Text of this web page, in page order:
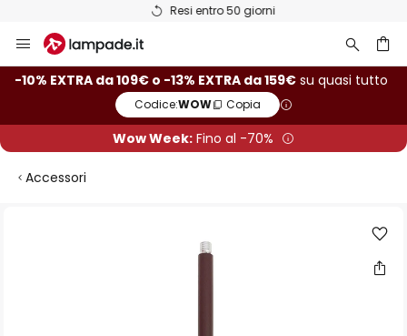
Resi entro 50 giorni
Salta
al
contenuto
-10% EXTRA da 109€ o -13% EXTRA da 159€ su quasi tutto
Codice:WOW Copia
Wow Week: Fino al -70%
Accessori